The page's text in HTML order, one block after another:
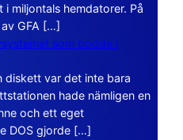
miljontals hemdatorer. På
GFA […]
som bodde i
diskett var det inte bara
hade nämligen en
och ett eget
DOS gjorde […]